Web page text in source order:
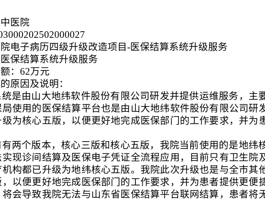
医院
电子病历四级升级改造项目-医保结算系统升级服务
保结算系统升级服务
：62万元
原因及说明：
是由山大地纬软件股份有限公司研发并提供运维服务，主
使用的医保结算平台也是由山大地纬软件股份有限公司研
为核心五版，以便更好地完成医保部门的工作要求，并为
两个版本，核心三版和核心五版，我院当前使用的是地纬
现诊间结算及医保电子凭证全流程应用，目前只有卫生院
构都已升级为地纬核心五版。我院此次升级也是与全市其
以便更好地完成医保部门的工作要求，并为患者提供更便
会导致我院无法与山东省医保结算平台联网结算，患者将